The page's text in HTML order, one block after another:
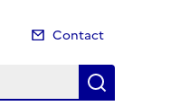
Contact